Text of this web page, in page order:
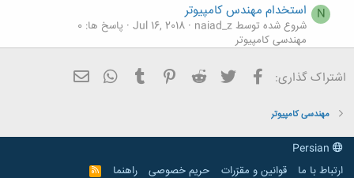
N استخدام مهندس کامپیوتر
شروع شده توسط naiad_z Jul 16, 2018 پاسخ ها: 0
مهندسی کامپیوتر
کامپیوتر های کوانتوم
شروع شده توسط ALIREZA FREEDOM May 4, 2017
مهندسی کامپیوتر
اشتراک گذاری: فیسبوک تویتر Reddit
Pinterest
Tumblr
WhatsApp
مهندسی کامپیوتر
ارتباط با ما
قوانین و مقرّرات حریم خصوصی راهنما
R